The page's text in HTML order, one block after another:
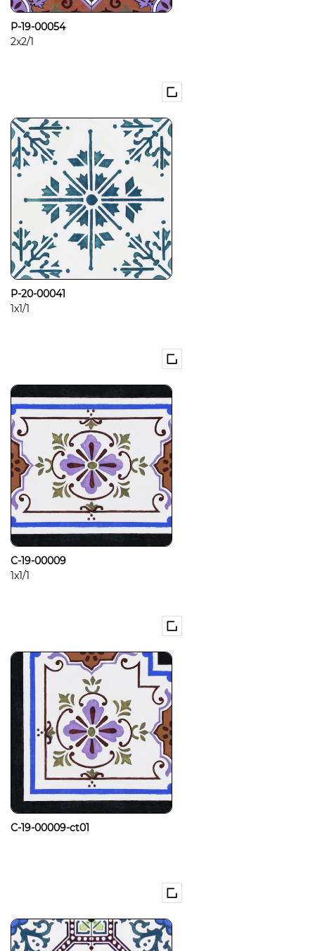
P-19-00054
2x2/1
P-20-00041
1x1/1
C-19-00009
1x1/1
C-19-00009-ct01